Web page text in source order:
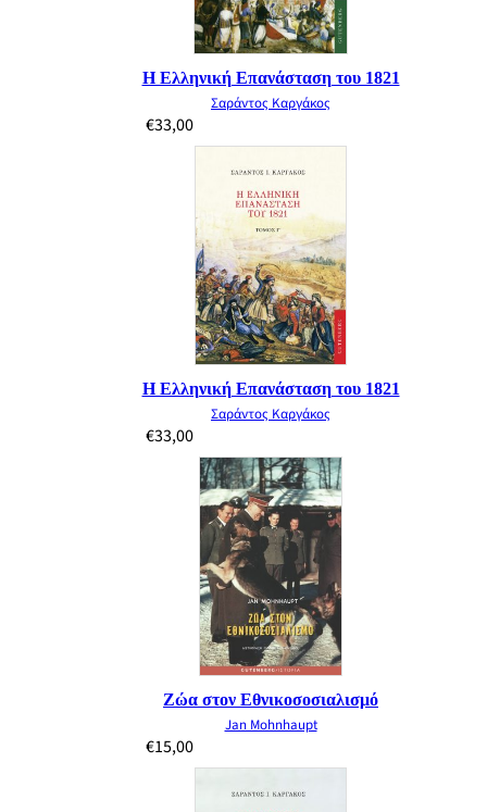
Η Ελληνική Επανάσταση του 1821
Σαράντος Καργάκος
€33,00
Η Ελληνική Επανάσταση του 1821
Σαράντος Καργάκος
€33,00
Ζώα στον Εθνικοσοσιαλισμό
Jan Mohnhaupt
€15,00